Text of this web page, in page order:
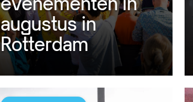
augustus in
Rotterdam